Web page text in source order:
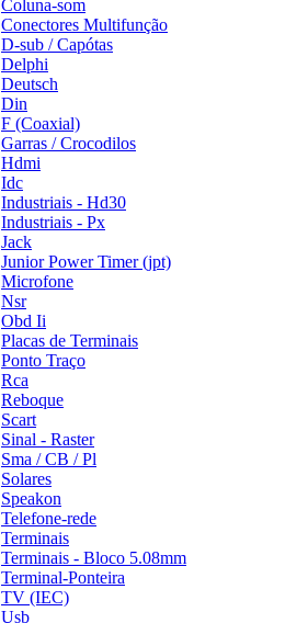
Coluna-som
Conectores Multifunção
D-sub / Capótas
Delphi
Deutsch
Din
F (Coaxial)
Garras / Crocodilos
Hdmi
Idc
Industriais - Hd30
Industriais - Px
Jack
Junior Power Timer (jpt)
Microfone
Nsr
Obd Ii
Placas de Terminais
Ponto Traço
Rca
Reboque
Scart
Sinal - Raster
Sma / CB / Pl
Solares
Speakon
Telefone-rede
Terminais
Terminais - Bloco 5.08mm
Terminal-Ponteira
TV (IEC)
Usb